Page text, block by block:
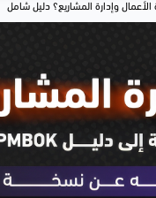
الأعمال وإدارة المشاريع؟ دليل شامل